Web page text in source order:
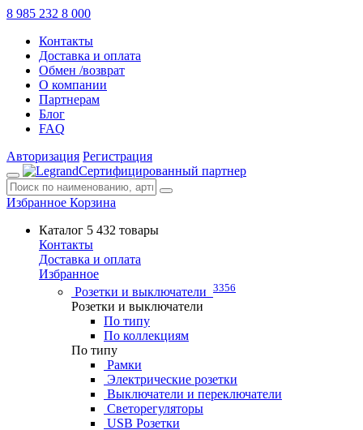
8 985 232 8 000
Контакты
Доставка и оплата
Обмен /возврат
О компании
Партнерам
Блог
FAQ
Авторизация Регистрация
Сертифицированный партнер
Избранное Корзина
Каталог 5 432 товары
Контакты
Доставка и оплата
Избранное
Розетки и выключатели 3356
Розетки и выключатели
По типу
По коллекциям
По типу
Рамки
Электрические розетки
Выключатели и переключатели
Светорегуляторы
USB Розетки